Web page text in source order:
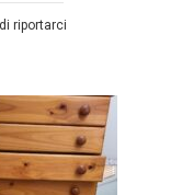
riportarci